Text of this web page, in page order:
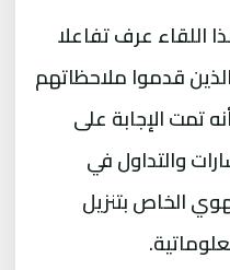
اللقاء عرف تفاعلا
قدموا ملاحظاتهم
تمت الإجابة على
والتداول في
الخاص بتنزيل